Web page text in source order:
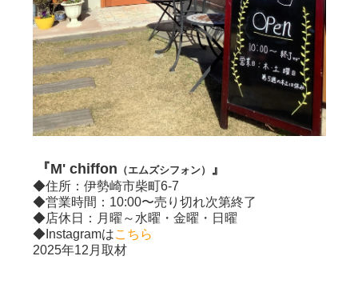
『M' chiffon （エムズシフォン） 』
◆住所：伊勢崎市柴町6-7
◆営業時間：10:00〜売り切れ次第終了
◆店休日：月曜～水曜・金曜・日曜
◆Instagramはこちら
2025年12月取材